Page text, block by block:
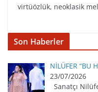
virtüözlük, neoklasik
Son Haberler
NİLÜFER “BU
23/07/2026
Sanatçı